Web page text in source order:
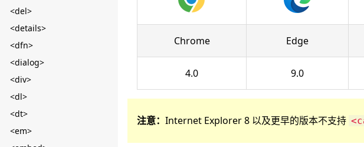
<del>
<details>
<dfn>
<dialog>
<div>
<dl>
<dt>
<em>
Chrome Edge
4.0 9.0
注意： Internet Explorer 8 以及更早的版本不支持